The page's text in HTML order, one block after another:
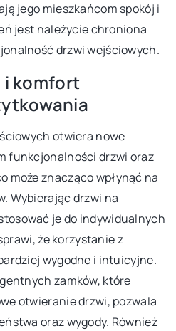
jego mieszkańcom spokój i
jest należycie chroniona
drzwi wejściowych.
i komfort
otwiera nowe
funkcjonalności drzwi oraz
może znacząco wpłynąć na
Wybierając drzwi na
je do indywidualnych
że korzystanie z
wygodne i intuicyjne.
zamków, które
otwieranie drzwi, pozwala
oraz wygody. Również